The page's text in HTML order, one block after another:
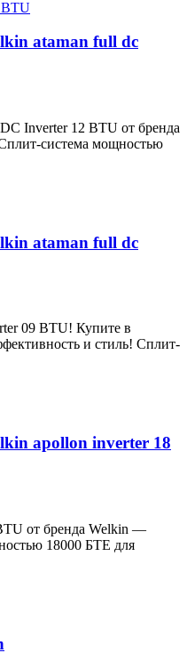
ataman full dc
Inverter 12 BTU от бренда
система мощностью
ataman full dc
09 BTU! Купите в
и стиль! Сплит-
apollon inverter 18
от бренда Welkin —
18000 БТЕ для